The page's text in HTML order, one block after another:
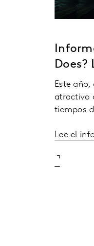
Does?
Este
atractivo
tiempos
Lee el